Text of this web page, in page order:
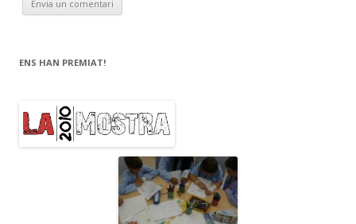
ENS HAN PREMIAT!